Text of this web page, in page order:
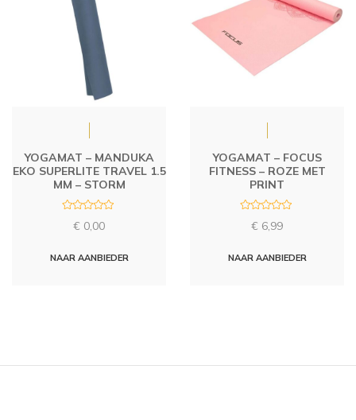
YOGAMAT – MANDUKA
EKO SUPERLITE TRAVEL 1.5
MM – STORM
d
€ 0,00
NAAR AANBIEDER
YOGAMAT – FOCUS
FITNESS – ROZE MET
PRINT
d
€ 6,99
NAAR AANBIEDER